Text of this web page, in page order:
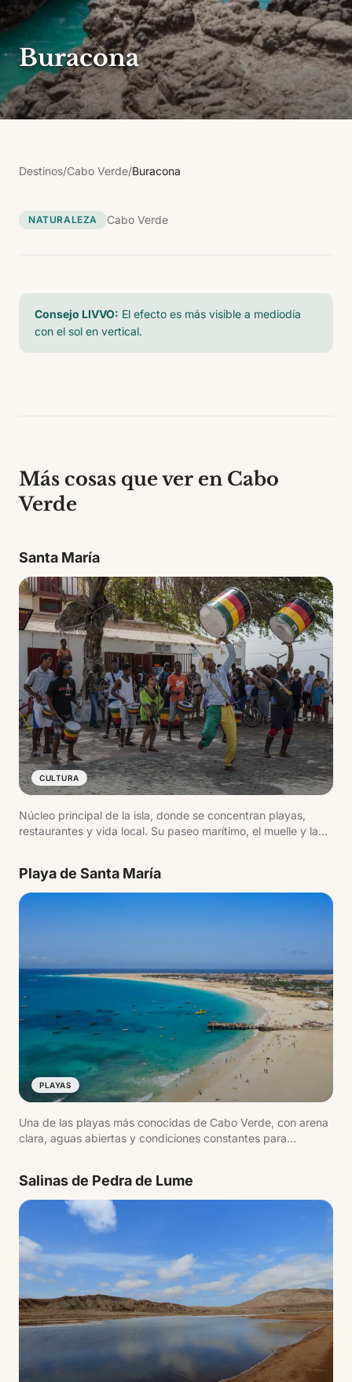
Buracona
Destinos/Cabo Verde/Buracona
NATURALEZA Cabo Verde
Consejo LIVVO: El efecto es más visible a mediodía
con el sol en vertical.
Más cosas que ver en Cabo
Verde
Santa María
CULTURA
Núcleo principal de la isla, donde se concentran playas,
restaurantes y vida local. Su paseo marítimo, el muelle y la
Playa de Santa María
PLAYAS
Una de las playas más conocidas de Cabo Verde, con arena
clara, aguas abiertas y condiciones constantes para
Salinas de Pedra de Lume